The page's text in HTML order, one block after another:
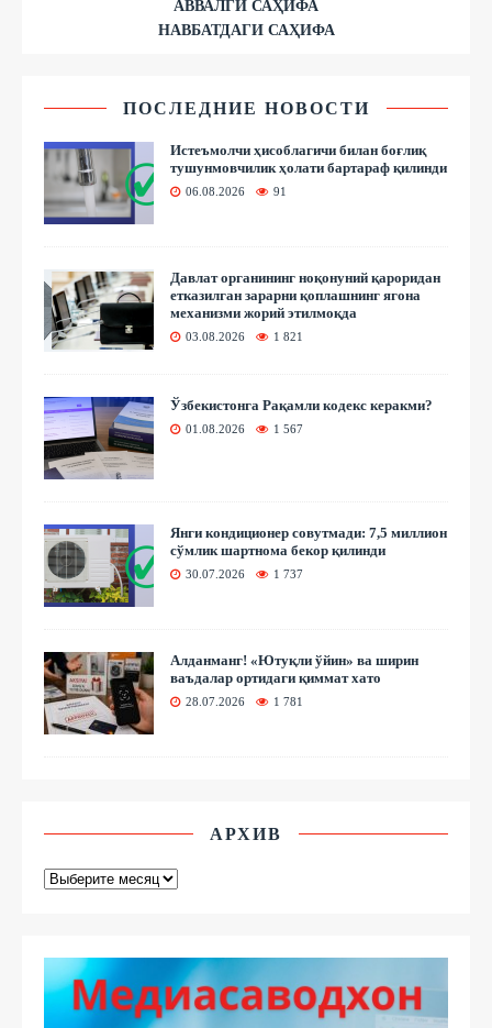
АВВАЛГИ САҲИФА
НАВБАТДАГИ САҲИФА
ПОСЛЕДНИЕ НОВОСТИ
Истеъмолчи ҳисоблагичи билан боғлиқ
тушунмовчилик ҳолати бартараф қилинди
06.08.2026 91
Давлат органининг ноқонуний қароридан
етказилган зарарни қоплашнинг ягона
механизми жорий этилмоқда
03.08.2026 1 821
Ўзбекистонга Рақамли кодекс керакми?
01.08.2026 1 567
Янги кондиционер совутмади: 7,5 миллион
сўмлик шартнома бекор қилинди
30.07.2026 1 737
Алданманг! «Ютуқли ўйин» ва ширин
ваъдалар ортидаги қиммат хато
28.07.2026 1 781
АРХИВ